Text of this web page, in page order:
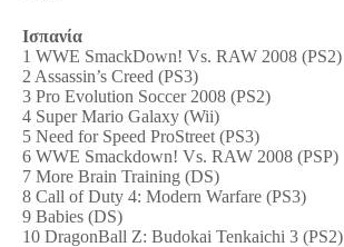
Ισπανία
1 WWE SmackDown! Vs. RAW 2008 (PS2)
2 Assassin’s Creed (PS3)
3 Pro Evolution Soccer 2008 (PS2)
4 Super Mario Galaxy (Wii)
5 Need for Speed ProStreet (PS3)
6 WWE Smackdown! Vs. RAW 2008 (PSP)
7 More Brain Training (DS)
8 Call of Duty 4: Modern Warfare (PS3)
9 Babies (DS)
10 DragonBall Z: Budokai Tenkaichi 3 (PS2)